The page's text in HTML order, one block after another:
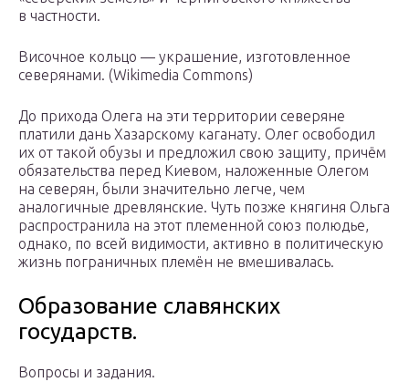
в частности.
Височное кольцо — украшение, изготовленное
северянами. (Wikimedia Commons)
До прихода Олега на эти территории северяне
платили дань Хазарскому каганату. Олег освободил
их от такой обузы и предложил свою защиту, причём
обязательства перед Киевом, наложенные Олегом
на северян, были значительно легче, чем
аналогичные древлянские. Чуть позже княгиня Ольга
распространила на этот племенной союз полюдье,
однако, по всей видимости, активно в политическую
жизнь пограничных племён не вмешивалась.
Образование славянских
государств.
Вопросы и задания.